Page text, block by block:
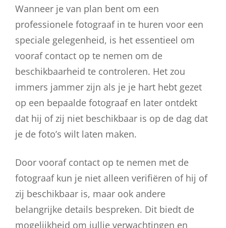
Wanneer je van plan bent om een
professionele fotograaf in te huren voor een
speciale gelegenheid, is het essentieel om
vooraf contact op te nemen om de
beschikbaarheid te controleren. Het zou
immers jammer zijn als je je hart hebt gezet
op een bepaalde fotograaf en later ontdekt
dat hij of zij niet beschikbaar is op de dag dat
je de foto’s wilt laten maken.
Door vooraf contact op te nemen met de
fotograaf kun je niet alleen verifiëren of hij of
zij beschikbaar is, maar ook andere
belangrijke details bespreken. Dit biedt de
mogelijkheid om jullie verwachtingen en